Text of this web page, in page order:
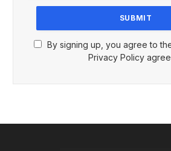
By signing up, you agree to
Privacy Policy